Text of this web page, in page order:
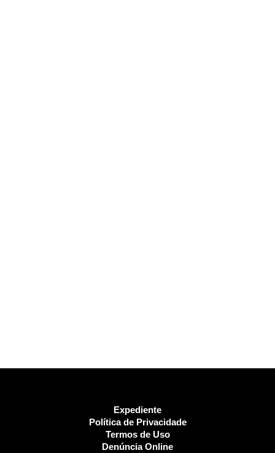
Expediente
Política de Privacidade
Termos de Uso
Denúncia Online